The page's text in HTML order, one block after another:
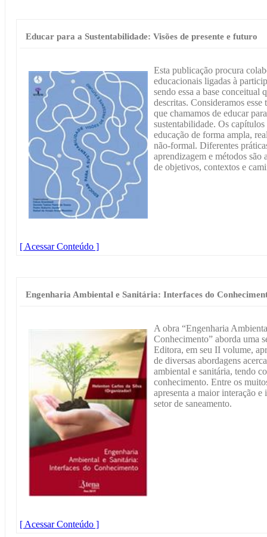
Educar para a Sustentabilidade: Visões de presente e futuro
Esta publicação procura
educacionais ligadas à
sendo essa a base conceitual
descritas. Consideramos
que chamamos de educar
sustentabilidade. Os
educação de forma ampla,
não-formal. Diferentes
aprendizagem e métodos são
de objetivos, contextos e
[ Acessar Conteúdo ]
Engenharia Ambiental e Sanitária: Interfaces do
A obra “Engenharia
Conhecimento” aborda uma
Editora, em seu II volume,
de diversas abordagens
ambiental e sanitária, tendo
conhecimento. Entre os
apresenta a maior interação
setor de saneamento.
[ Acessar Conteúdo ]